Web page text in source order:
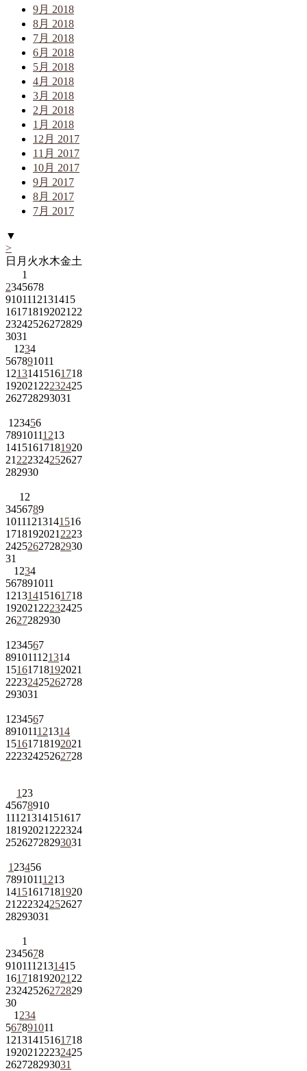
9月 2018
8月 2018
7月 2018
6月 2018
5月 2018
4月 2018
3月 2018
2月 2018
1月 2018
12月 2017
11月 2017
10月 2017
9月 2017
8月 2017
7月 2017
▼
>
日 月 火水木金土
1
2345678
9101112131415
161718192021 22
23242526272829
3031
1 234
567891011
12131415161718
192021 22232425
262728293031
1 23456
78910111213
14151617181920
21 222324252627
282930
1 2
3456789
10111213141516
1718192021 2223
24252627282930
31
1 234
567891011
12131415161718
192021 22232425
2627282930
1 234567
891011121314
15161718192021
22232425262728
293031
1 234567
891011121314
15161718192021
22232425262728
1 23
45678910
11121314151617
18192021 222324
25262728293031
1 23456
78910111213
14151617181920
21 222324252627
28293031
1
2345678
9101112131415
161718192021 22
23242526272829
30
1 234
567891011
12131415161718
192021 22232425
262728293031